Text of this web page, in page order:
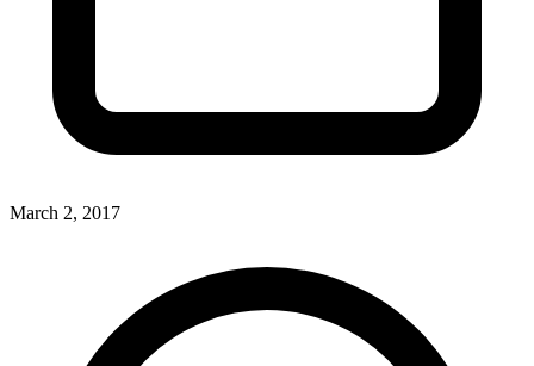
March 2, 2017